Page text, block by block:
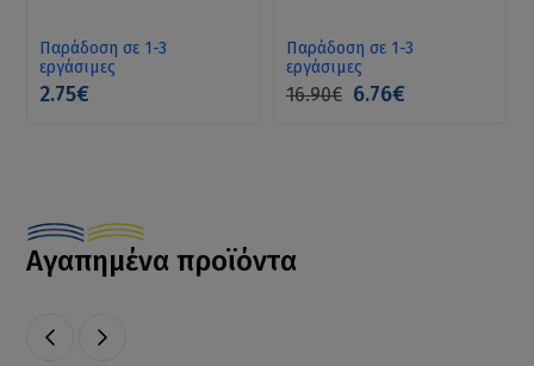
Παράδοση σε 1-3
εργάσιμες
2.75€
Παράδοση σε 1-3
εργάσιμες
16.90€ 6.76€
Αγαπημένα προϊόντα